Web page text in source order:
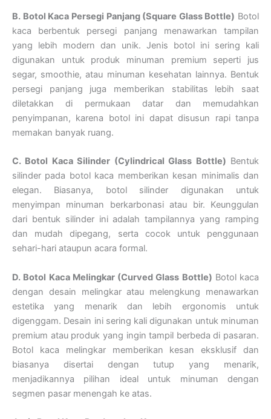
B. Botol Kaca Persegi Panjang (Square Glass Bottle) Botol
kaca berbentuk persegi panjang menawarkan tampilan
yang lebih modern dan unik. Jenis botol ini sering kali
digunakan untuk produk minuman premium seperti jus
segar, smoothie, atau minuman kesehatan lainnya. Bentuk
persegi panjang juga memberikan stabilitas lebih saat
diletakkan di permukaan datar dan memudahkan
penyimpanan, karena botol ini dapat disusun rapi tanpa
memakan banyak ruang.
C. Botol Kaca Silinder (Cylindrical Glass Bottle) Bentuk
silinder pada botol kaca memberikan kesan minimalis dan
elegan. Biasanya, botol silinder digunakan untuk
menyimpan minuman berkarbonasi atau bir. Keunggulan
dari bentuk silinder ini adalah tampilannya yang ramping
dan mudah dipegang, serta cocok untuk penggunaan
sehari-hari ataupun acara formal.
D. Botol Kaca Melingkar (Curved Glass Bottle) Botol kaca
dengan desain melingkar atau melengkung menawarkan
estetika yang menarik dan lebih ergonomis untuk
digenggam. Desain ini sering kali digunakan untuk minuman
premium atau produk yang ingin tampil berbeda di pasaran.
Botol kaca melingkar memberikan kesan eksklusif dan
biasanya disertai dengan tutup yang menarik,
menjadikannya pilihan ideal untuk minuman dengan
segmen pasar menengah ke atas.